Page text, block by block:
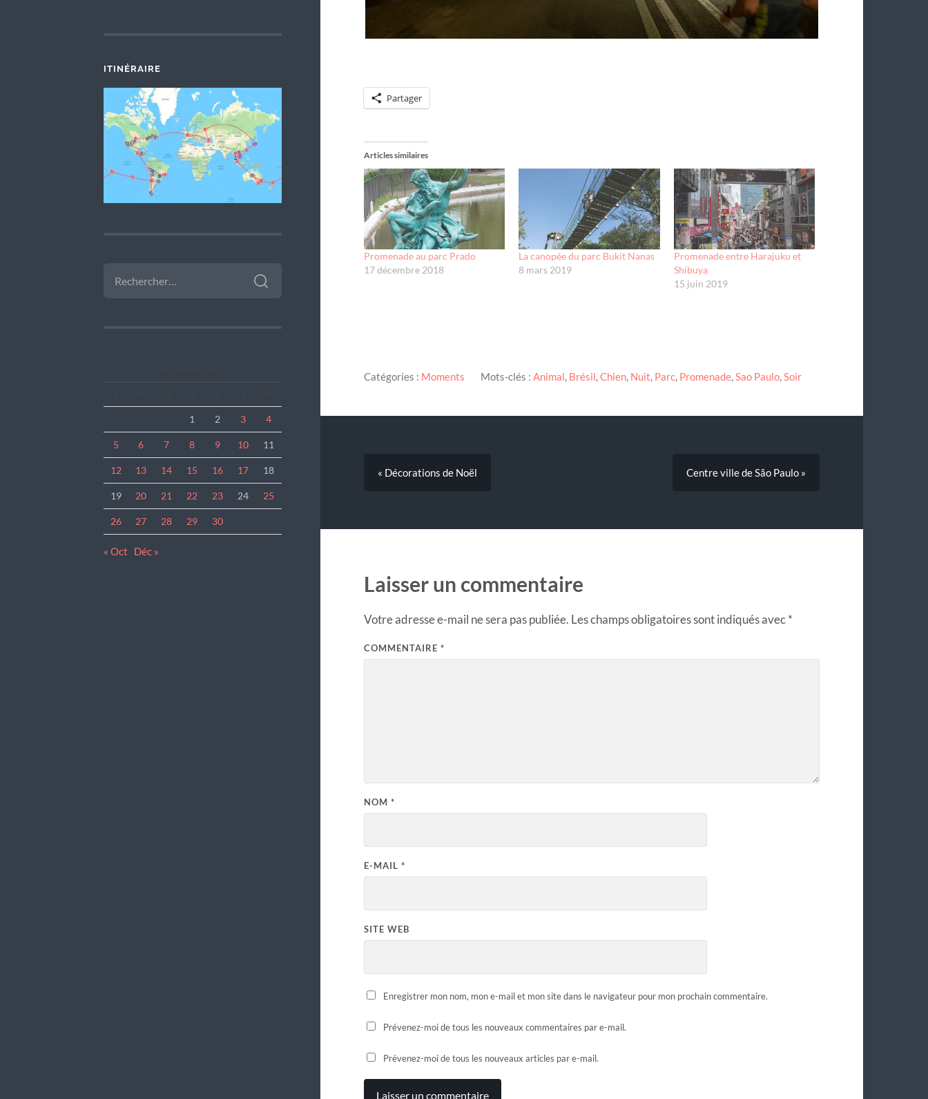
ITINÉRAIRE
1 2 3 4
5 6 7 8 9 10 11
12 13 14 15 16 17 18
19 20 21 22 23 24 25
26 27 28 29 30
« Oct Déc »
Partager
Articles similaires
Promenade au parc Prado
17 décembre 2018
La canopée du parc Bukit Nanas
8 mars 2019
Promenade entre Harajuku et
Shibuya
15 juin 2019
Catégories : Moments Mots-clés : Animal, Brésil,Chien, Nuit, Parc, Promenade,Sao Paulo,Soir
« Décorations de Noël Centre ville de São Paulo »
Laisser un commentaire
Votre adresse e-mail ne sera pas publiée. Les champs obligatoires sont indiqués avec*
COMMENTAIRE *
NOM *
E-MAIL *
SITE WEB
Enregistrer mon nom, mon e-mail et mon site dans le navigateur pour mon prochain commentaire.
Prévenez-moi de tous les nouveaux commentaires par e-mail.
Prévenez-moi de tous les nouveaux articles par e-mail.